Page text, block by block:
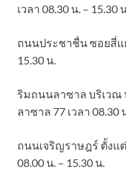
เวลา 08.30 น. – 15.30
ถนนประชาชื่น ซอยสี่แ
15.30 น.
ริมถนนลาซาล บริเวณ
ลาซาล 77 เวลา 08.30
ถนนเจริญราษฎร์ ตั้งแต่
08.00 น. – 15.30 น.